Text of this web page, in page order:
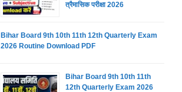
त्रैमासिक परीक्षा 2026
Bihar Board 9th 10th 11th 12th Quarterly Exam
2026 Routine Download PDF
Bihar Board 9th 10th 11th
12th Quarterly Exam 2026